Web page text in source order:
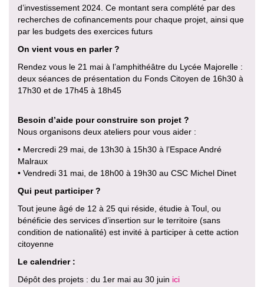
d’investissement 2024. Ce montant sera complété par des
recherches de cofinancements pour chaque projet, ainsi que
par les budgets des exercices futurs
On vient vous en parler ?
Rendez vous le 21 mai à l’amphithéâtre du Lycée Majorelle :
deux séances de présentation du Fonds Citoyen de 16h30 à
17h30 et de 17h45 à 18h45
Besoin d’aide pour construire son projet ?
Nous organisons deux ateliers pour vous aider :
• Mercredi 29 mai, de 13h30 à 15h30 à l’Espace André
Malraux
• Vendredi 31 mai, de 18h00 à 19h30 au CSC Michel Dinet
Qui peut participer ?
Tout jeune âgé de 12 à 25 qui réside, étudie à Toul, ou
bénéficie des services d’insertion sur le territoire (sans
condition de nationalité) est invité à participer à cette action
citoyenne
Le calendrier :
Dépôt des projets : du 1er mai au 30 juin ici